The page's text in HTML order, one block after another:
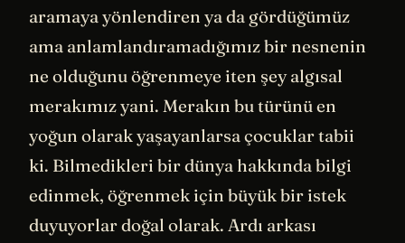
aramaya yönlendiren ya da gördüğümüz
ama anlamlandıramadığımız bir nesnenin
ne olduğunu öğrenmeye iten şey algısal
merakımız yani. Merakın bu türünü en
yoğun olarak yaşayanlarsa çocuklar tabii
ki. Bilmedikleri bir dünya hakkında bilgi
edinmek, öğrenmek için büyük bir istek
duyuyorlar doğal olarak. Ardı arkası